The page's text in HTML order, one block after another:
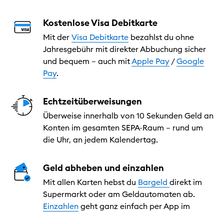
Kostenlose Visa Debitkarte
Mit der Visa Debitkarte bezahlst du ohne
Jahresgebühr mit direkter Abbuchung sicher
und bequem – auch mitApple Pay /Google
Pay.
Echtzeitüberweisungen
Überweise innerhalb von 10 Sekunden Geld an
Konten im gesamten SEPA-Raum – rund um
die Uhr, an jedem Kalendertag.
Geld abheben und einzahlen
Mit allen Karten hebst du Bargeld direkt im
Supermarkt oder am Geldautomaten ab.
Einzahlen geht ganz einfach per App im